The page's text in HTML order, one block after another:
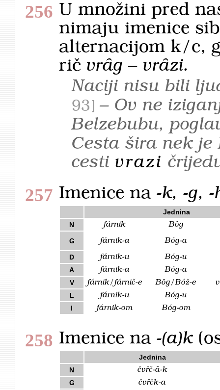
256 U množini pred
nimaju imenice
alternacijom k/c,
rič vrȃg – vrȃzi.
Naciji nisu bili
93
– Ov ne
Belzebubu,
Cesta šira nek je
cesti vrazi
257 Imenice na -k, -g, -
Jednina
N
fárnik Bȏg
G fárnik-a Bóg-a
D fárnik-u Bóg-u
A fárnik-a Bóg-a
V fárnik/fárnič-e Bȏg/Bóž-e
L fárnik-u Bóg-u
I fárnik-om Bóg-om
258 Imenice na -(a)k
Jednina
N
čvȓč-ā-k
G čvȓčk-a